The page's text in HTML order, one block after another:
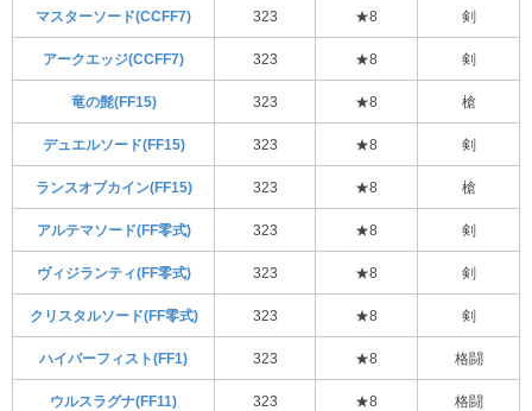
マスターソード(CCFF7) 323 ★8 剣
アークエッジ(CCFF7) 323 ★8 剣
竜の髭(FF15) 323 ★8 槍
デュエルソード(FF15) 323 ★8 剣
ランスオブカイン(FF15) 323 ★8 槍
アルテマソード(FF零式) 323 ★8 剣
ヴィジランティ(FF零式) 323 ★8 剣
クリスタルソード(FF零式) 323 ★8 剣
ハイパーフィスト(FF1) 323 ★8 格闘
ウルスラグナ(FF11) 323 ★8 格闘